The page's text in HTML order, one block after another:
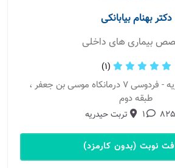
دکتر بهنام بیابانکی
بیماری های داخلی
(1)
مطب: تربت حیدریه - فردوسى ٧ درمانكاه موسى بن جعفر ،
طبقه دوم
825
1 تربت حیدریه
نوبت (بدون کارمزد)